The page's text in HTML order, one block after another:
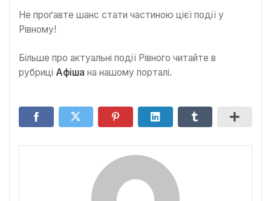
Не проґавте шанс стати частиною цієї події у
Рівному!
Більше про актуальні події Рівного читайте в
рубриці Афіша на нашому порталі.